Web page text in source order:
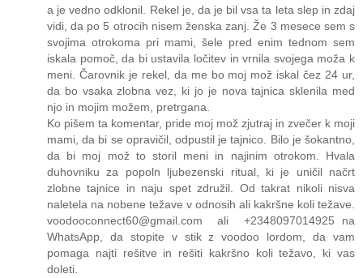
a je vedno odklonil. Rekel je, da je bil vsa ta leta slep in zdaj
vidi, da po 5 otrocih nisem ženska zanj. Že 3 mesece sem s
svojima otrokoma pri mami, šele pred enim tednom sem
iskala pomoč, da bi ustavila ločitev in vrnila svojega moža k
meni. Čarovnik je rekel, da me bo moj mož iskal čez 24 ur,
da bo vsaka zlobna vez, ki jo je nova tajnica sklenila med
njo in mojim možem, pretrgana.
Ko pišem ta komentar, pride moj mož zjutraj in zvečer k moji
mami, da bi se opravičil, odpustil je tajnico. Bilo je šokantno,
da bi moj mož to storil meni in najinim otrokom. Hvala
duhovniku za popoln ljubezenski ritual, ki je uničil načrt
zlobne tajnice in naju spet združil. Od takrat nikoli nisva
naletela na nobene težave v odnosih ali kakršne koli težave.
voodooconnect60@gmail.com ali +2348097014925 na
WhatsApp, da stopite v stik z voodoo lordom, da vam
pomaga najti rešitve in rešiti kakršno koli težavo, ki vas
doleti.